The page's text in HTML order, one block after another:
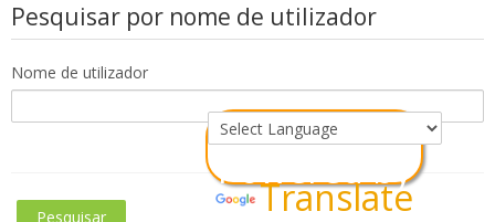
Powered by
Translate
Virtual Laboratory
DigitPlus.Eu
REGISTER/LOGIN
Pesquisar por nome de utilizador
Nome de utilizador